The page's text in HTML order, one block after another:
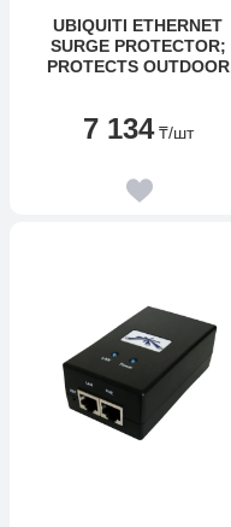
UBIQUITI ETHERNET
SURGE PROTECTOR;
PROTECTS OUTDOOR
PROTECTED RJ45
COMPATIBLE WITH GBE
7 134 ₸/шт